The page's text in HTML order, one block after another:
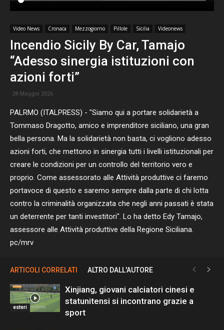
Video News Cronaca Mezzogiorno Pillole Sicilia Videonews
Incendio Sicily By Car, Tamajo
“Adesso sinergia istituzioni con
azioni forti”
28 Maggio 2026
PALRMO (ITALPRESS) - "Siamo qui a portare solidarietà a
Tommaso Dragotto, amico e imprenditore siciliano, una gran
bella persona. Ma la solidarietà non basta, ci vogliono adesso
azioni forti, che mettono in sinergia tutti i livelli istituzionali per
creare le condizioni per un controllo del territorio vero e
proprio. Come assessorato alle Attività produttive ci faremo
portavoce di questo e saremo sempre dalla parte di chi lotta
contro la criminalità organizzata che negli anni passati è stata
un deterrente per tanti investitori". Lo ha detto Edy Tamajo,
assessore alle Attività produttive della Regione Siciliana.
pc/mrv
ARTICOLI CORRELATI ALTRO DALL'AUTORE
esteri
Xinjiang, giovani calciatori cinesi e
statunitensi si incontrano grazie a
sport